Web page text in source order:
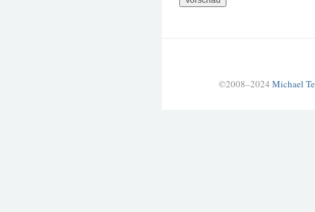
©2008–2024 Michael